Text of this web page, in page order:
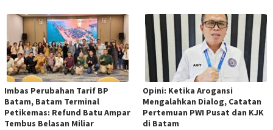
Imbas Perubahan Tarif BP
Batam, Batam Terminal
Petikemas: Refund Batu Ampar
Tembus Belasan Miliar
Opini: Ketika Arogansi
Mengalahkan Dialog, Catatan
Pertemuan PWI Pusat dan KJK
di Batam